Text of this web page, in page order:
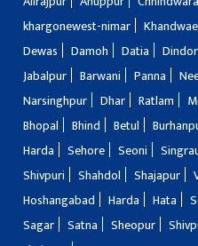
khargonewest-nimar
Dewas
Damoh Datia
Jabalpur
Barwani Panna
Narsinghpur
Dhar Ratlam
Bhopal
Bhind Betul
Harda
Sehore Seoni
Shivpuri
Shahdol Shajapur
Hoshangabad
Harda Hata
Sagar
Satna Sheopur